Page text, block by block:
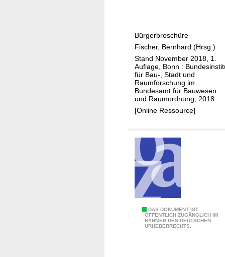
t
u
r
e
a
d
e
n
S
t
a
e
g
e
n
O
Bürgerbroschüre
Fischer, Bernhard (Hrsg.)
Stand November 2018, 1.
Auflage, Bonn :
für Bau-, Stadt und
Raumforschung im
Bundesamt für Bauwesen
und Raumordnung, 2018
[Online Ressource]
DAS DOKUMENT IST
ÖFFENTLICH ZUGÄNGLICH IM
RAHMEN DES DEUTSCHEN
URHEBERRECHTS.